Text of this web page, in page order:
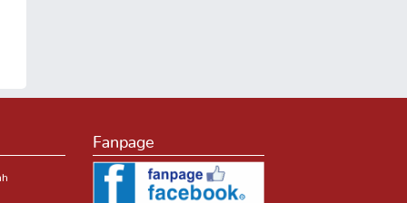
Fanpage